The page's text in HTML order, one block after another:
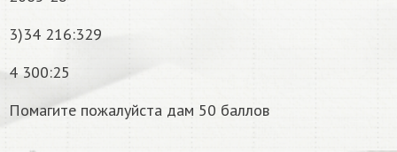
3)34 216:329
4 300:25
Помагите пожалуйста дам 50 баллов